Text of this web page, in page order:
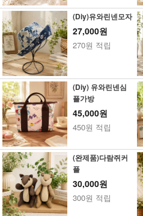
(Diy)유와린넨모자
27,000원
270원 적립
(Diy) 유와린넨심
플가방
45,000원
450원 적립
(완제품)다람쥐커
플
30,000원
300원 적립